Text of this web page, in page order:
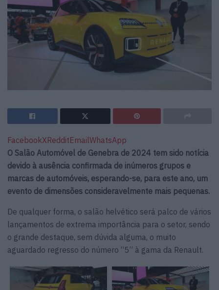
FacebookXRedditEmailWhatsApp
O Salão Automóvel de Genebra de 2024 tem sido notícia
devido à ausência confirmada de inúmeros grupos e
marcas de automóveis, esperando-se, para este ano, um
evento de dimensões consideravelmente mais pequenas.
De qualquer forma, o salão helvético será palco de vários
lançamentos de extrema importância para o setor, sendo
o grande destaque, sem dúvida alguma, o muito
aguardado regresso do número “5” à gama da Renault.